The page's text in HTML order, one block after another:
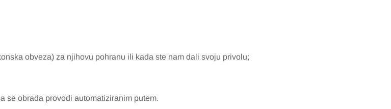
obveza) za njihovu pohranu ili kada ste nam dali svoju privolu;
se obrada provodi automatiziranim putem.